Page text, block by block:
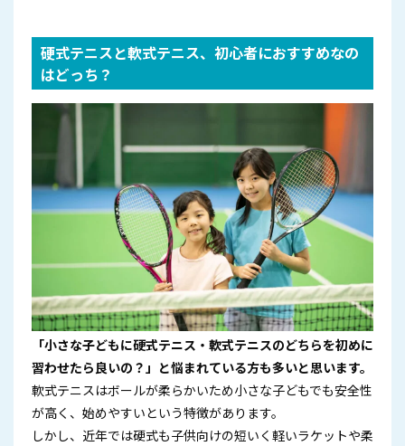
硬式テニスと軟式テニス、初心者におすすめなの
はどっち？
「小さな子どもに硬式テニス・軟式テニスのどちらを初めに
習わせたら良いの？」と悩まれている方も多いと思います。
軟式テニスはボールが柔らかいため小さな子どもでも安全性
が高く、始めやすいという特徴があります。
しかし、近年では硬式も子供向けの短いく軽いラケットや柔